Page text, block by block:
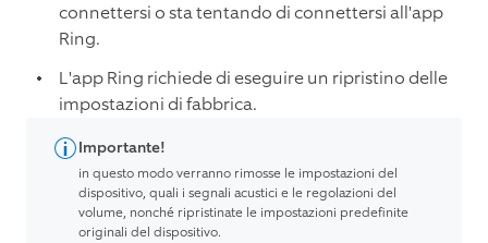
connettersi o sta tentando di connettersi all'app
Ring.
L'app Ring richiede di eseguire un ripristino delle
impostazioni di fabbrica.
Importante!
in questo modo verranno rimosse le impostazioni del
dispositivo, quali i segnali acustici e le regolazioni del
volume, nonché ripristinate le impostazioni predefinite
originali del dispositivo.